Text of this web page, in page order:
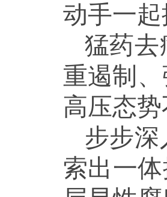
动手一
猛药去
重遏制、
高压态势
步步
索出一